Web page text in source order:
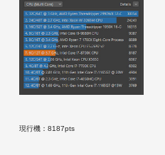
現行機：8187pts